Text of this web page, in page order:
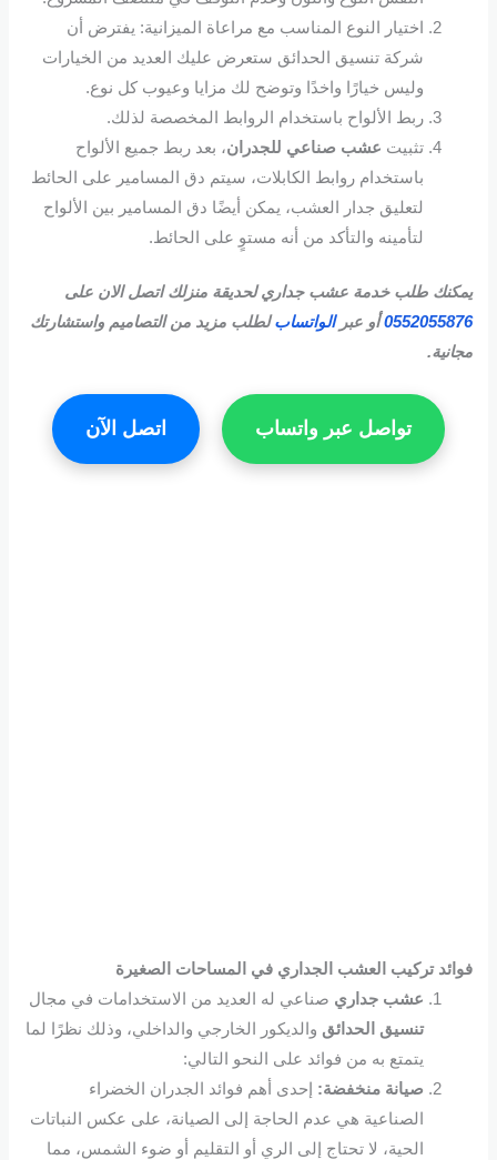
اختيار النوع المناسب مع مراعاة الميزانية: يفترض أن
شركة تنسيق الحدائق ستعرض عليك العديد من الخيارات
وليس خيارًا واخدًا وتوضح لك مزايا وعيوب كل نوع.
ربط الألواح باستخدام الروابط المخصصة لذلك.
تثبيتعشب صناعي للجدران، بعد ربط جميع الألواح
باستخدام روابط الكابلات، سيتم دق المسامير على الحائط
لتعليق جدار العشب، يمكن أيضًا دق المسامير بين الألواح
لتأمينه والتأكد من أنه مستوٍ على الحائط.
يمكنك طلب خدمة عشب جداري لحديقة منزلك اتصل الان على
0552055876أو عبر الواتسابلطلب مزيد من التصاميم واستشارتك
مجانية.
تواصل عبر واتساب اتصل الآن
فوائد تركيبالعشب الجداريفي المساحات الصغيرة
عشب جداريصناعي له العديد من الاستخدامات في مجال
تنسيق الحدائقوالديكور الخارجي والداخلي، وذلك نظرًا لما
يتمتع به من فوائد على النحو التالي:
صيانة منخفضة:إحدى أهم فوائد الجدران الخضراء
الصناعية هي عدم الحاجة إلى الصيانة، على عكس النباتات
الحية، لا تحتاج إلى الري أو التقليم أو ضوء الشمس، مما